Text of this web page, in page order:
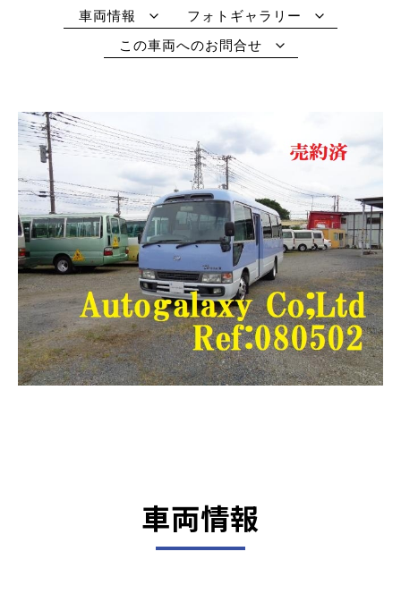
車両情報
フォトギャラリー
この車両へのお問合せ
車両情報